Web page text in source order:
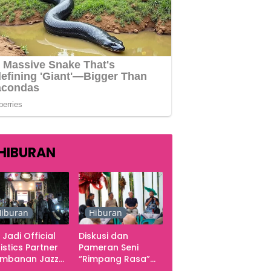
Jadi Official
Partner
Jazz
Hiburan
Diskusi dan
Pameran Seni
“Rimpang Rasa”